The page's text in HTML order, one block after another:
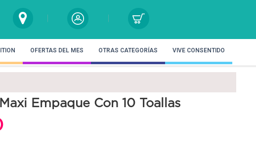
OFERTAS DEL MES OTRAS CATEGORÍAS VIVE CONSENTIDO
Empaque Con 10 Toallas